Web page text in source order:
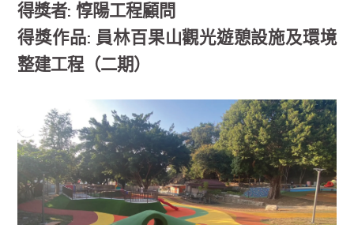
得獎者: 惇陽工程顧問
得獎作品: 員林百果山觀光遊憩設施及環境
整建工程（二期）